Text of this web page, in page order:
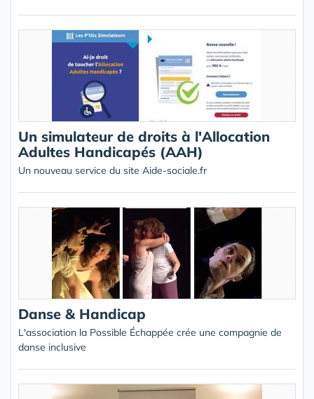
Un simulateur de droits à l'Allocation
Adultes Handicapés (AAH)
Un nouveau service du site Aide-sociale.fr
Danse & Handicap
L'association la Possible Échappée crée une compagnie de
danse inclusive